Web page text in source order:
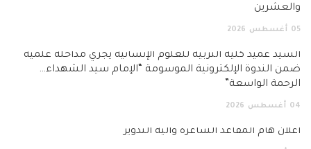
والعشرين
05 أغسطس 2026
السيد عميد كلية التربية للعلوم الإنسانية يجري مداخلة علمية
ضمن الندوة الإلكترونية الموسومة “الإمام سيد الشهداء…
الرحمة الواسعة”
04 أغسطس 2026
اعلان هام المقاعد الشاغرة وآلية التدوير